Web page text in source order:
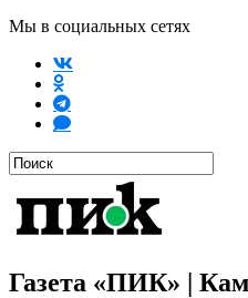
Мы в социальных сетях
Газета «ПИК» |